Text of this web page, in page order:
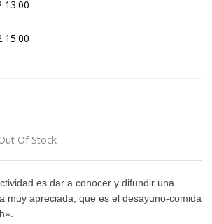
13:00
15:00
Of Stock
es dar a conocer y difundir una
muy apreciada, que es el desayuno-comida